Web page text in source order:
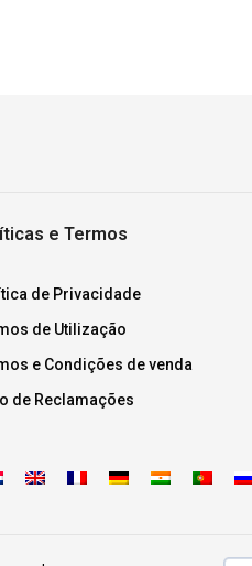
e Termos
de Privacidade
de Utilização
e Condições de venda
de Reclamações